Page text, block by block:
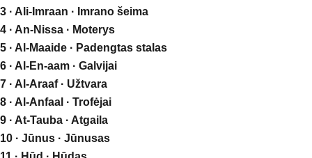
3 · Ali-Imraan · Imrano šeima
4 · An-Nissa · Moterys
5 · Al-Maaide · Padengtas stalas
6 · Al-En-aam · Galvijai
7 · Al-Araaf · Užtvara
8 · Al-Anfaal · Trofėjai
9 · At-Tauba · Atgaila
10 · Jūnus · Jūnusas